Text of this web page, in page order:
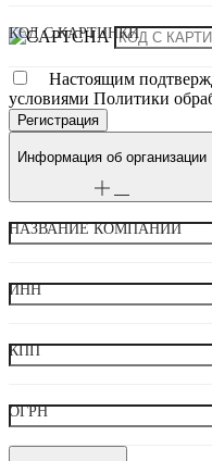
КОД С КАРТИНКИ
Настоящим
условиями Политики
Информация об организации
НАЗВАНИЕ КОМПАНИИ
ИНН
КПП
ОГРН